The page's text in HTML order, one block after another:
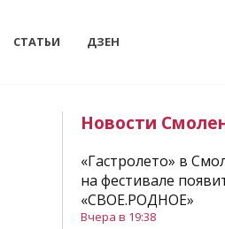
СТАТЬИ ДЗЕН
Новости
«Гастролето» в
на фестивале
«СВОЕ.РОДНОЕ»
Вчера в 19:38